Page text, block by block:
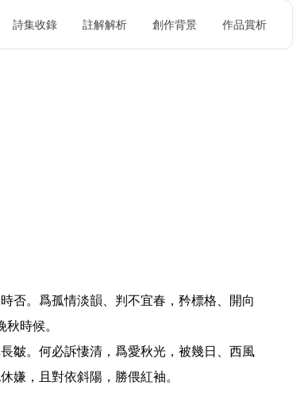
詩集收錄 註解解析 創作背景 作品賞析
否。爲孤情淡韻、判不宜春，矜標格、開向
秋時候。
皺。何必訴悽清，爲愛秋光，被幾日、西風
嫌，且對依斜陽，勝偎紅袖。